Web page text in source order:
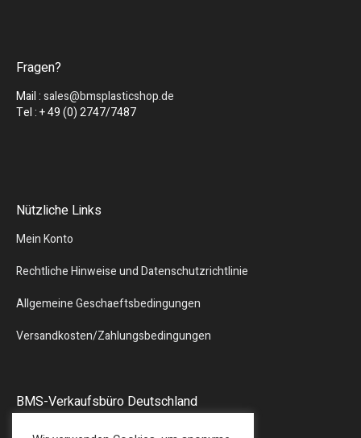
Fragen?
Mail :sales@bmsplasticshop.de
Tel : + 49 (0) 2747/7487
Nützliche Links
Mein Konto
Rechtliche Hinweise und Datenschutzrichtlinie
Allgemeine Geschaeftsbedingungen
Versandkosten/Zahlungsbedingungen
BMS-Verkaufsbüro Deutschland